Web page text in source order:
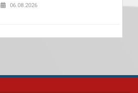
06.08.2026